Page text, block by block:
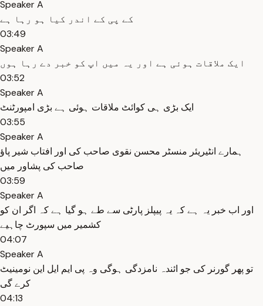
Speaker A
کے پی کے اندر کیا ہو رہا ہے
03:49
Speaker A
ایک ملاقات ہوئی ہے اور یہ میں اپ کو خبر دے رہا ہوں
03:52
Speaker A
ایک بڑی ہی کوائٹ ملاقات ہوئی ہے بڑی امپورٹنٹ
03:55
Speaker A
ہمارے انٹیریئر منسٹر محسن نقوی صاحب کی اور افتاب شیر پاؤ
صاحب کی پشاور میں
03:59
Speaker A
اور اب خبر یہ ہے کہ یہ پیپلز پارٹی سے طے ہو گیا ہے کہ اگر ان کو
کشمیر میں سپورٹ چاہیے
04:07
Speaker A
تو پھر گورنر کی جو ائندہ نامزدگی ہوگی وہ پی ایم ایل این نومینیٹ
کرے گی
04:13